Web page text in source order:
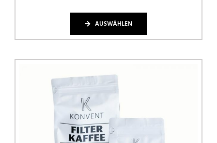
AUSWÄHLEN